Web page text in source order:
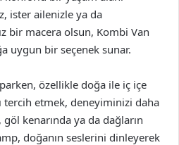
ister ailenizle ya da
bir macera olsun, Kombi Van
uygun bir seçenek sunar.
özellikle doğa ile iç içe
tercih etmek, deneyiminizi daha
kenarında ya da dağların
doğanın seslerini dinleyerek